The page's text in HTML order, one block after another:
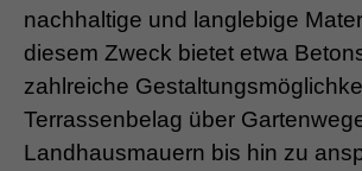
nachhaltige und langlebige
diesem Zweck bietet etwa
zahlreiche
Terrassenbelag über
Landhausmauern bis hin zu